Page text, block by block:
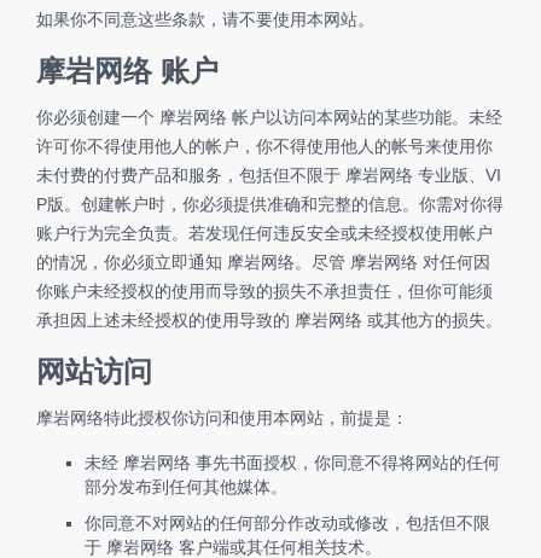
如果你不同意这些条款，请不要使用本网站。
摩岩网络 账户
你必须创建一个 摩岩网络 帐户以访问本网站的某些功能。未经
许可你不得使用他人的帐户，你不得使用他人的帐号来使用你
未付费的付费产品和服务，包括但不限于 摩岩网络 专业版、VI
P版。创建帐户时，你必须提供准确和完整的信息。你需对你得
账户行为完全负责。若发现任何违反安全或未经授权使用帐户
的情况，你必须立即通知 摩岩网络。尽管 摩岩网络 对任何因
你账户未经授权的使用而导致的损失不承担责任，但你可能须
承担因上述未经授权的使用导致的 摩岩网络 或其他方的损失。
网站访问
摩岩网络特此授权你访问和使用本网站，前提是：
未经 摩岩网络 事先书面授权，你同意不得将网站的任何
部分发布到任何其他媒体。
你同意不对网站的任何部分作改动或修改，包括但不限
于 摩岩网络 客户端或其任何相关技术。